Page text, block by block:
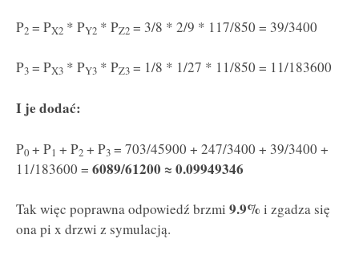
P2 = PX2 * PY2 * PZ2 = 3/8 * 2/9 * 117/850 = 39/3400
P3 = PX3 * PY3 * PZ3 = 1/8 * 1/27 * 11/850 = 11/183600
I je dodać:
P0 + P1 + P2 + P3 = 703/45900 + 247/3400 + 39/3400 +
11/183600 = 6089/61200 ≈ 0.09949346
Tak więc poprawna odpowiedź brzmi 9.9% i zgadza się
ona pi x drzwi z symulacją.